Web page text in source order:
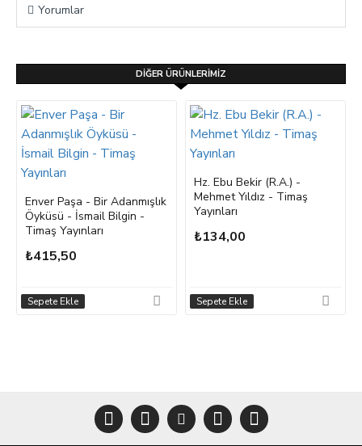
Yorumlar
DIĞER ÜRÜNLERIMIZ
Enver Paşa - Bir Adanmışlık
Öyküsü - İsmail Bilgin -
Timaş Yayınları
₺415,50
Sepete Ekle
Hz. Ebu Bekir (R.A.) -
Mehmet Yıldız - Timaş
Yayınları
₺134,00
Sepete Ekle